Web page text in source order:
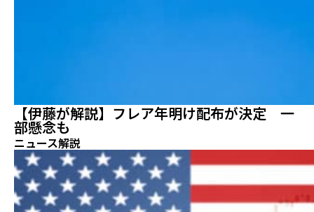
【伊藤が解説】フレア年明け配布が決定 一
部懸念も
ニュース解説